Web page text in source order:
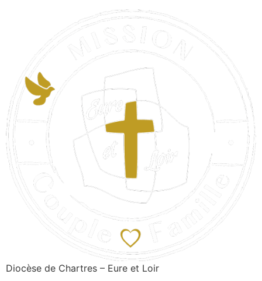
Diocèse de Chartres – Eure et Loir